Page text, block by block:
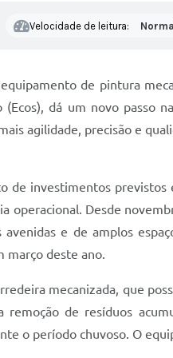
Velocidade de leitura:
de pintura
(Ecos), dá um novo passo
agilidade, precisão e
de investimentos
operacional. Desde
avenidas e de amplos
março deste ano.
mecanizada, que
de resíduos
o período chuvoso. O